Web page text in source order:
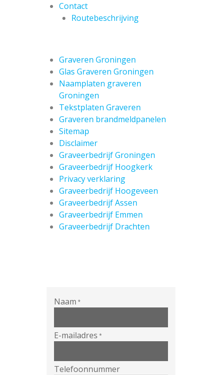
Contact
Routebeschrijving
Graveren Groningen
Glas Graveren Groningen
Naamplaten graveren
Groningen
Tekstplaten Graveren
Graveren brandmeldpanelen
Sitemap
Disclaimer
Graveerbedrijf Groningen
Graveerbedrijf Hoogkerk
Privacy verklaring
Graveerbedrijf Hoogeveen
Graveerbedrijf Assen
Graveerbedrijf Emmen
Graveerbedrijf Drachten
Naam *
E-mailadres *
Telefoonnummer